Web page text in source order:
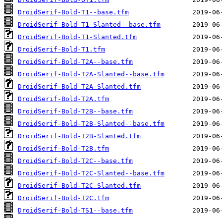
DroidSerif-Bold-T1--base.tfm
DroidSerif-Bold-T1-Slanted--base.tfm
DroidSerif-Bold-T1-Slanted.tfm
DroidSerif-Bold-T1.tfm
DroidSerif-Bold-T2A--base.tfm
DroidSerif-Bold-T2A-Slanted--base.tfm
DroidSerif-Bold-T2A-Slanted.tfm
DroidSerif-Bold-T2A.tfm
DroidSerif-Bold-T2B--base.tfm
DroidSerif-Bold-T2B-Slanted--base.tfm
DroidSerif-Bold-T2B-Slanted.tfm
DroidSerif-Bold-T2B.tfm
DroidSerif-Bold-T2C--base.tfm
DroidSerif-Bold-T2C-Slanted--base.tfm
DroidSerif-Bold-T2C-Slanted.tfm
DroidSerif-Bold-T2C.tfm
DroidSerif-Bold-TS1--base.tfm